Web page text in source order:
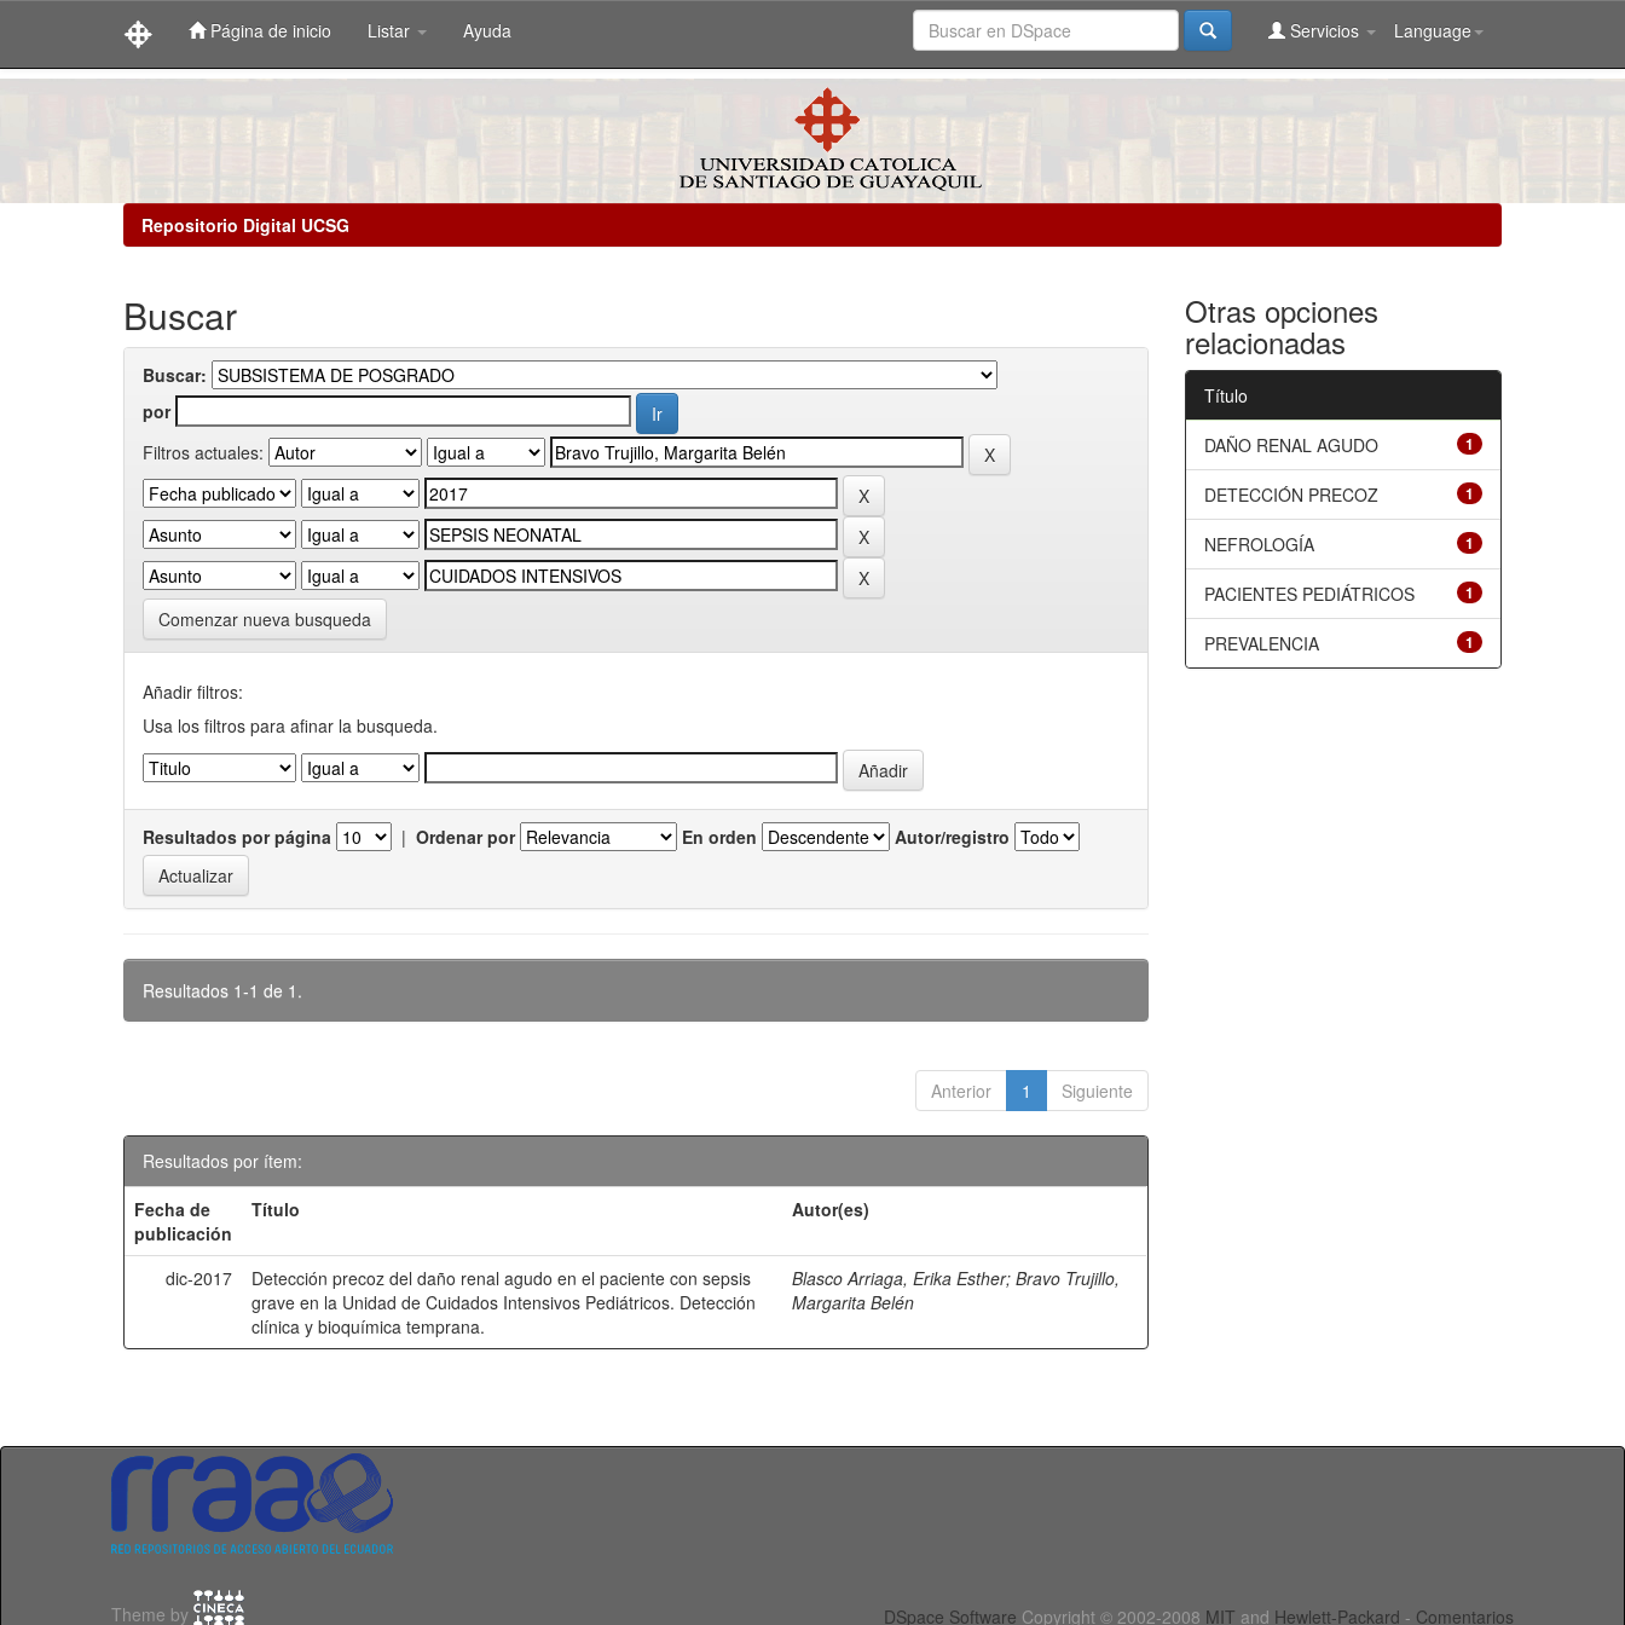
Página de inicio Listar Ayuda Language
Servicios
Repositorio Digital UCSG
Buscar
Buscar:
por
Filtros actuales:
Comenzar nueva busqueda
Añadir filtros:
Usa los filtros para afinar la busqueda.
Resultados por página | Ordenar por En orden Autor/registro
Resultados 1-1 de 1.
Anterior 1 Siguiente
Resultados por ítem:
Fecha de
publicación
Título Autor(es)
dic-2017
Detección precoz del daño renal agudo en el paciente con sepsis
grave en la Unidad de Cuidados Intensivos Pediátricos. Detección
clínica y bioquímica temprana.
Blasco Arriaga, Erika Esther;Bravo Trujillo,
Margarita Belén
Otras opciones
relacionadas
Título
1
DAÑO RENAL AGUDO
1
DETECCIÓN PRECOZ
1
NEFROLOGÍA
1
PACIENTES PEDIÁTRICOS
1
PREVALENCIA
Theme by DSpace Software Copyright © 2002-2008 MIT and Hewlett-Packard - Comentarios